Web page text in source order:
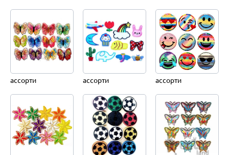
ассорти ассорти ассорти